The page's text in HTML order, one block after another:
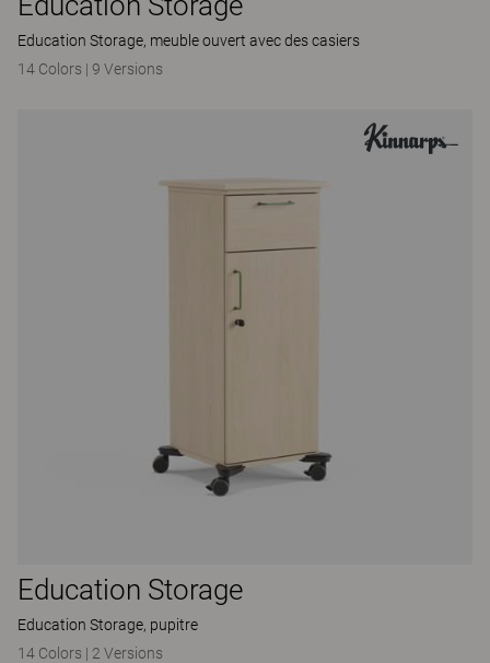
Education Storage, meuble ouvert avec des casiers
14 Colors | 9 Versions
Education Storage
Education Storage, pupitre
14 Colors | 2 Versions